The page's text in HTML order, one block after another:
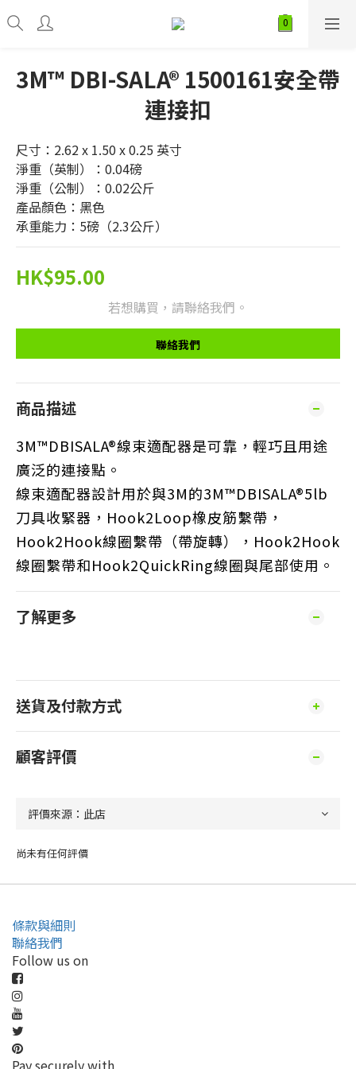
3M™ DBI-SALA® 1500161安全帶
連接扣
尺寸：2.62 x 1.50 x 0.25 英寸
淨重（英制）：0.04磅
淨重（公制）：0.02公斤
產品顏色：黑色
承重能力：5磅（2.3公斤）
HK$95.00
若想購買，請聯絡我們。
聯絡我們
商品描述
3M™DBISALA®線束適配器是可靠，輕巧且用途
廣泛的連接點。
線束適配器設計用於與3M的3M™DBISALA®5lb
刀具收緊器，Hook2Loop橡皮筋繫帶，
Hook2Hook線圈繫帶（帶旋轉），Hook2Hook
線圈繫帶和Hook2QuickRing線圈與尾部使用。
了解更多
送貨及付款方式
顧客評價
尚未有任何評價
條款與細則
聯絡我們
Follow us on
Pay securely with